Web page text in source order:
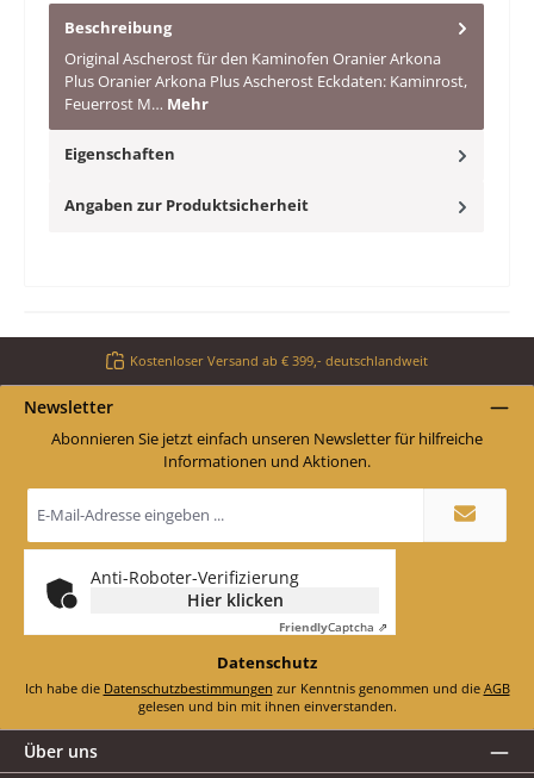
Beschreibung
Original Ascherost für den Kaminofen Oranier Arkona
Plus Oranier Arkona Plus Ascherost Eckdaten: Kaminrost,
Feuerrost M… Mehr
Eigenschaften
Angaben zur Produktsicherheit
Kostenloser Versand ab € 399,- deutschlandweit
Newsletter
Abonnieren Sie jetzt einfach unseren Newsletter für hilfreiche
Informationen und Aktionen.
Mail-
*
Anti-Roboter-Verifizierung
Hier klicken
FriendlyCaptcha ⇗
Datenschutz
Ich habe die Datenschutzbestimmungen zur Kenntnis genommen und die AGB
gelesen und bin mit ihnen einverstanden.
Über uns